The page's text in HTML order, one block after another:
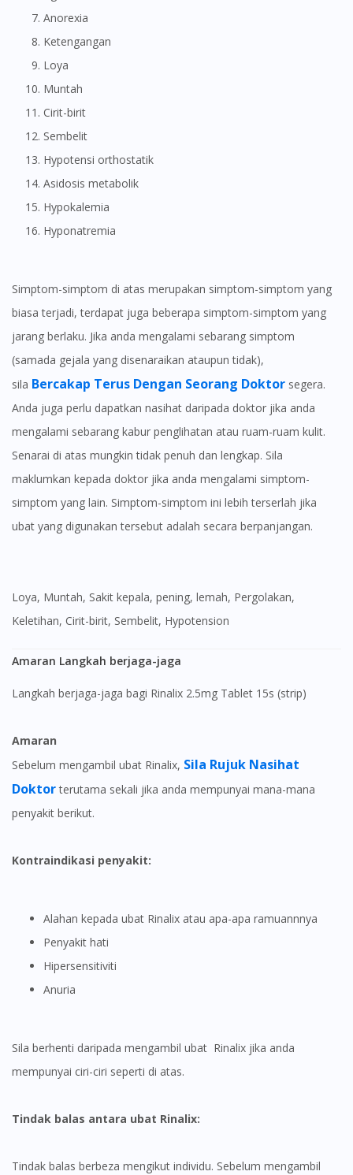
Anorexia
Ketengangan
Loya
Muntah
Cirit-birit
Sembelit
Hypotensi orthostatik
Asidosis metabolik
Hypokalemia
Hyponatremia
Simptom-simptom di atas merupakan simptom-simptom yang
biasa terjadi, terdapat juga beberapa simptom-simptom yang
jarang berlaku. Jika anda mengalami sebarang simptom
(samada gejala yang disenaraikan ataupun tidak),
sila Bercakap Terus Dengan Seorang Doktor segera.
Anda juga perlu dapatkan nasihat daripada doktor jika anda
mengalami sebarang kabur penglihatan atau ruam-ruam kulit.
Senarai di atas mungkin tidak penuh dan lengkap. Sila
maklumkan kepada doktor jika anda mengalami simptom-
simptom yang lain. Simptom-simptom ini lebih terserlah jika
ubat yang digunakan tersebut adalah secara berpanjangan.
Loya, Muntah, Sakit kepala, pening, lemah, Pergolakan,
Keletihan, Cirit-birit, Sembelit, Hypotension
Amaran Langkah berjaga-jaga
Langkah berjaga-jaga bagi Rinalix 2.5mg Tablet 15s (strip)
Amaran
Sebelum mengambil ubat Rinalix, Sila Rujuk Nasihat
Doktorterutama sekali jika anda mempunyai mana-mana
penyakit berikut.
Kontraindikasi penyakit:
Alahan kepada ubat Rinalix atau apa-apa ramuannnya
Penyakit hati
Hipersensitiviti
Anuria
Sila berhenti daripada mengambil ubat Rinalix jika anda
mempunyai ciri-ciri seperti di atas.
Tindak balas antara ubat Rinalix:
Tindak balas berbeza mengikut individu. Sebelum mengambil